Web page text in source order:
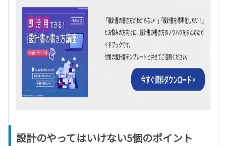
設計のやってはいけない5個のポイント